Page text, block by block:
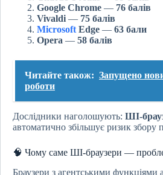
Google Chrome — 76 балів
Vivaldi — 75 балів
Microsoft Edge — 63 бали
Opera — 58 балів
Читайте також: Запущено
роботи
Дослідники наголошують: ШІ-
автоматично збільшує ризик збору
🧠 Чому саме ШІ-браузери —
Браузери з агентськими функціями